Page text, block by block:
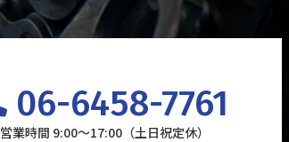
06-6458-7761
営業時間 9:00～17:00（土日祝定休）